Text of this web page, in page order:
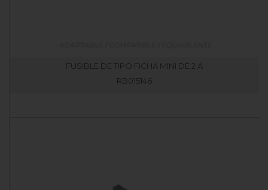
FUSIBLE DE TIPO FICHA MINI DE 2 A
RB015146